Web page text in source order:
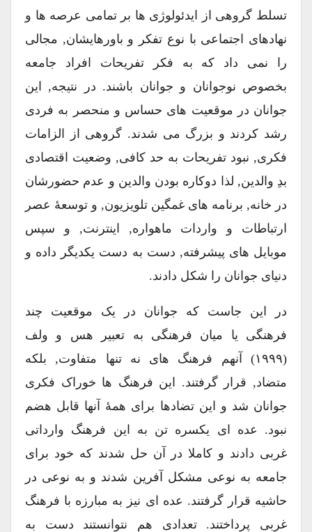
تسلط گروهی از ایدئولوژی ها بر تمامی عرصه ها و
نهادهای اجتماعی با نوع تفکر و باورهایشان, مجالی
را نمی داد که به فکر تفریحات افراد جامعه
بخصوص نوجوانان و جوانان باشند. در نتیجه, این
جوانان در موقعیت های حساس و منحصر به فردی
رشد کردند و بزرگ می شدند. گروهی از الزامات
فکری, نبود تفریحات به حد کافی, وضعیت اقتصادی
بدِ والدین, لذا دوکاره بودن والدین و عدم حضورشان
در خانه, برنامه های غمگین تلویزیون, و توسعۀ عصر
ارتباطات و واردات ماهواره, اینترنت, و سپس
موبایل های پیشرفته, دست به دست یکدیگر داده و
دنیای جوانان را شکل دادند.
در این جاست که جوانان در یک موقعیت چند
فرهنگی یا میان فرهنگی به تعبیر هس و ولف
(۱۹۹۹) آنهم فرهنگ های نه تنها متفاوت, بلکه
متضاد, قرار گرفتند. این فرهنگ ها خوراک فکری
جوانان شد و این تضادها برای همۀ آنها قابل هضم
نبود. عده ای یکسره تن به این فرهنگ وارداتی
غربی دادند و کاملا در آن حل شدند که خود برای
جامعه به نوعی مشکل آفرین شدند و به نوعی در
حاشیه قرار گرفتند. عده ای نیز به مبارزه با فرهنگ
غربی پرداختند. تعدادی هم نتوانستند دست به